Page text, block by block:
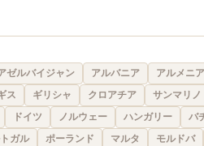
ゼルバイジャン アルバニア アルメニア
ス
ギリシャ クロアチア サンマリノ
ドイツ
ノルウェー ハンガリー バ
ガル
ポーランド マルタ モルドバ